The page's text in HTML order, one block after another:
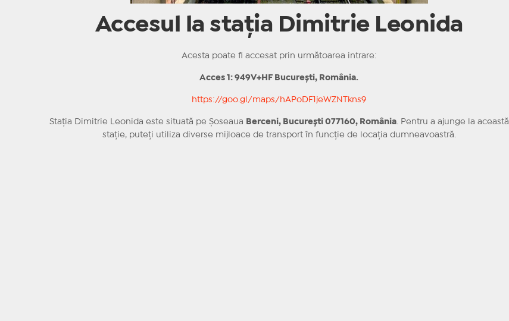
Accesul la stația Dimitrie Leonida
Acesta poate fi accesat prin următoarea intrare:
Acces 1: 949V+HF București, România.
https://goo.gl/maps/hAPoDF1jeWZNTkns9
Stația Dimitrie Leonida este situată pe Șoseaua Berceni, București 077160, România. Pentru a ajunge la această
stație, puteți utiliza diverse mijloace de transport în funcție de locația dumneavoastră.